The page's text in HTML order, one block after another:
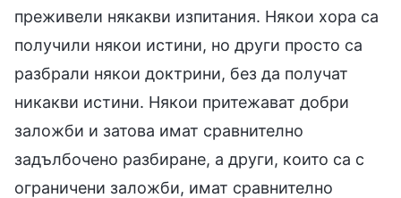
преживели някакви изпитания. Някои хора са
получили някои истини, но други просто са
разбрали някои доктрини, без да получат
никакви истини. Някои притежават добри
заложби и затова имат сравнително
задълбочено разбиране, а други, които са с
ограничени заложби, имат сравнително